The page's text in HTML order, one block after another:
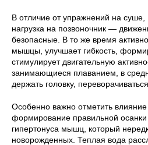
В отличие от упражнений на суше,
нагрузка на позвоночник —
безопасные. В то же время
мышцы, улучшает гибкость,
стимулирует двигательную
занимающиеся плаванием, в
держать головку,
Особенно важно отметить
формирование правильной
гипертонуса мышц, который
новорожденных. Теплая вода